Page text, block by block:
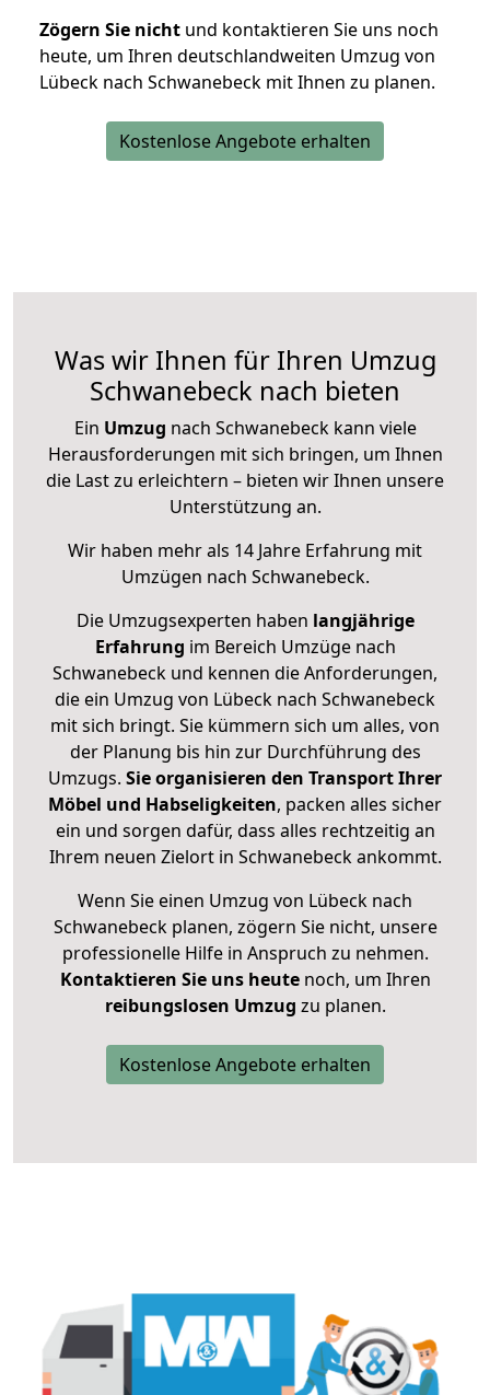
Zögern Sie nicht und kontaktieren Sie uns noch
heute, um Ihren deutschlandweiten Umzug von
Lübeck nach Schwanebeck mit Ihnen zu planen.
Kostenlose Angebote erhalten
Was wir Ihnen für Ihren Umzug
Schwanebeck nach bieten
Ein Umzug nach Schwanebeck kann viele
Herausforderungen mit sich bringen, um Ihnen
die Last zu erleichtern – bieten wir Ihnen unsere
Unterstützung an.
Wir haben mehr als 14 Jahre Erfahrung mit
Umzügen nach Schwanebeck.
Die Umzugsexperten haben langjährige
Erfahrung im Bereich Umzüge nach
Schwanebeck und kennen die Anforderungen,
die ein Umzug von Lübeck nach Schwanebeck
mit sich bringt. Sie kümmern sich um alles, von
der Planung bis hin zur Durchführung des
Umzugs. Sie organisieren den Transport Ihrer
Möbel und Habseligkeiten, packen alles sicher
ein und sorgen dafür, dass alles rechtzeitig an
Ihrem neuen Zielort in Schwanebeck ankommt.
Wenn Sie einen Umzug von Lübeck nach
Schwanebeck planen, zögern Sie nicht, unsere
professionelle Hilfe in Anspruch zu nehmen.
Kontaktieren Sie uns heutenoch, um Ihren
reibungslosen Umzug zu planen.
Kostenlose Angebote erhalten